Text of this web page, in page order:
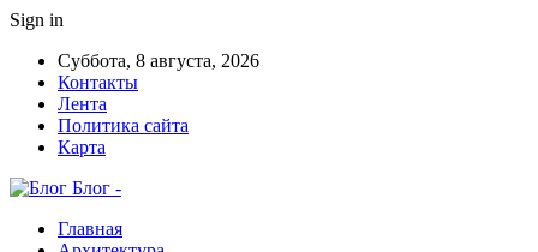
Sign in
Суббота, 8 августа, 2026
Контакты
Лента
Политика сайта
Карта
Блог -
Главная